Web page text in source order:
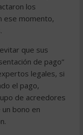
los
ese momento,
que sus
de pago”
legales, si
el pago,
de acreedores
bono en